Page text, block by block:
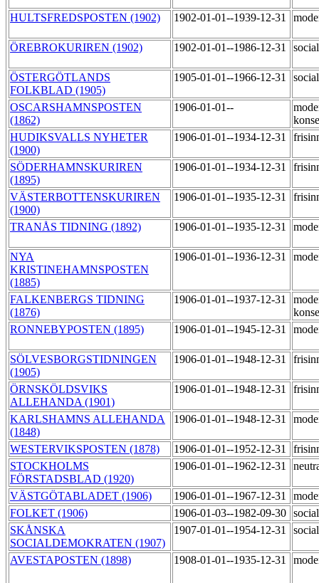
HULTSFREDSPOSTEN (1902) 1902-01-01--1939-12-31
ÖREBROKURIREN (1902) 1902-01-01--1986-12-31
ÖSTERGÖTLANDS
FOLKBLAD (1905)
1905-01-01--1966-12-31
OSCARSHAMNSPOSTEN
(1862)
1906-01-01--
HUDIKSVALLS NYHETER
(1900)
1906-01-01--1934-12-31
SÖDERHAMNSKURIREN
(1895)
1906-01-01--1934-12-31
VÄSTERBOTTENSKURIREN
(1900)
1906-01-01--1935-12-31
TRANÅS TIDNING (1892) 1906-01-01--1935-12-31
NYA
KRISTINEHAMNSPOSTEN
(1885)
1906-01-01--1936-12-31
FALKENBERGS TIDNING
(1876)
1906-01-01--1937-12-31
RONNEBYPOSTEN (1895)
1906-01-01--1945-12-31
SÖLVESBORGSTIDNINGEN
(1905)
1906-01-01--1948-12-31
ÖRNSKÖLDSVIKS
ALLEHANDA (1901)
1906-01-01--1948-12-31
KARLSHAMNS ALLEHANDA
(1848)
1906-01-01--1948-12-31
WESTERVIKSPOSTEN (1878) 1906-01-01--1952-12-31
STOCKHOLMS
FÖRSTADSBLAD (1920)
1906-01-01--1962-12-31
VÄSTGÖTABLADET (1906) 1906-01-01--1967-12-31
FOLKET (1906)
1906-01-03--1982-09-30
SKÅNSKA
SOCIALDEMOKRATEN (1907)
1907-01-01--1954-12-31
AVESTAPOSTEN (1898) 1908-01-01--1935-12-31